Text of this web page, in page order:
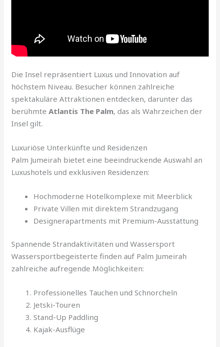
Die Insel repräsentiert Luxus und Innovation auf
höchstem Niveau. Besucher können zahlreiche
spektakuläre Attraktionen entdecken, darunter das
berühmteAtlantis The Palm, das als Wahrzeichen der
Insel gilt.
Luxuriöse Unterkünfte und Residenzen
Palm Jumeirah bietet eine beeindruckende Auswahl an
Luxushotels und exklusiven Residenzen:
Hochmoderne Hotelkomplexe mit Meerblick
Private Villen mit direktem Strandzugang
Designerapartments mit Premium-Ausstattung
Spannende Strandaktivitäten und Wassersport
Wassersportbegeisterte finden auf Palm Jumeirah
zahlreiche aufregende Möglichkeiten:
Professionelles Tauchen und Schnorcheln
Jetski-Touren
Stand-Up Paddling
Kajak-Ausflüge